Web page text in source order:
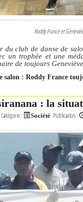
Roddy France et
du club de danse de
un trophée et une
de toujours Geneviève
salon : Roddy France
: la
Catégorie : Société Publication :